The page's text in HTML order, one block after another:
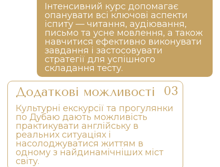
Інтенсивний курс допомагає
опанувати всі ключові аспекти
іспиту — читання, аудіювання,
письмо та усне мовлення, а також
навчитися ефективно виконувати
завдання і застосовувати
стратегії для успішного
складання тесту.
Додаткові можливості
Культурні екскурсії та прогулянки
по Дубаю дають можливість
практикувати англійську в
реальних ситуаціях і
насолоджуватися життям в
одному з найдинамічніших міст
світу.